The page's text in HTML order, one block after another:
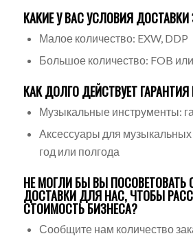
КАКИЕ У ВАС УСЛОВИЯ ДОСТАВКИ
Малое количество: EXW, DDP
Большое количество: FOB
КАК ДОЛГО ДЕЙСТВУЕТ ГАРАНТИЯ
Музыкальные инструменты:
Аксессуары для
год или полгода
НЕ МОГЛИ БЫ ВЫ ПОСОВЕТОВАТЬ
ДОСТАВКИ ДЛЯ НАС, ЧТОБЫ
СТОИМОСТЬ БИЗНЕСА?
Сообщите нам количество